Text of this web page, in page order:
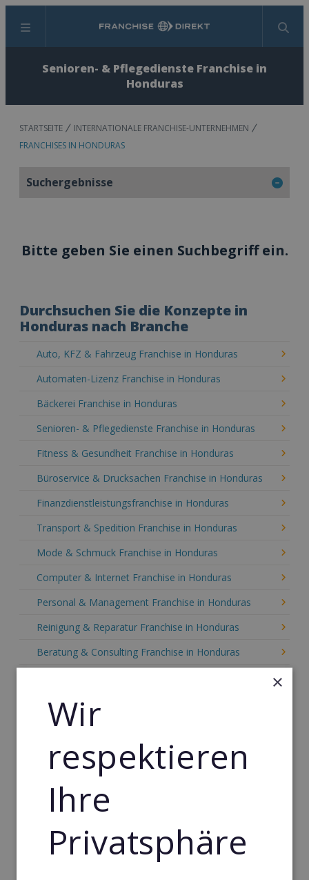
Menü Suchen
Senioren- & Pflegedienste Franchise in
Honduras
STARTSEITE
INTERNATIONALE FRANCHISE-UNTERNEHMEN
FRANCHISES IN HONDURAS
Suchergebnisse
Bitte geben Sie einen Suchbegriff ein.
Durchsuchen Sie die Konzepte in
Honduras nach Branche
Auto, KFZ & Fahrzeug Franchise in Honduras
Automaten-Lizenz Franchise in Honduras
Bäckerei Franchise in Honduras
Senioren- & Pflegedienste Franchise in Honduras
Fitness & Gesundheit Franchise in Honduras
Büroservice & Drucksachen Franchise in Honduras
Finanzdienstleistungsfranchise in Honduras
Transport & Spedition Franchise in Honduras
Mode & Schmuck Franchise in Honduras
Computer & Internet Franchise in Honduras
Personal & Management Franchise in Honduras
Reinigung & Reparatur Franchise in Honduras
Beratung & Consulting Franchise in Honduras
Einzelhandel Franchise in Honduras
Gebäude & Haustechnik Franchise in Honduras
Handwerk Franchise in Honduras
Dienstleistungsfranchise in Honduras
Telekommunikation Franchise in Honduras
Gastronomie & Bringdienst Franchise in Honduras
Sport Franchise in Honduras
×
Wir
respektieren
Ihre
Privatsphäre